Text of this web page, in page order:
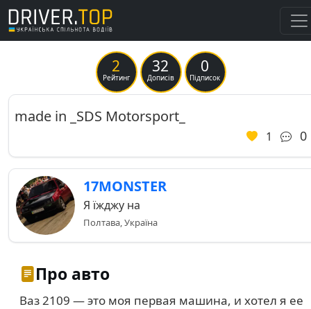
2
Рейтинг
32
Дописів
0
Підписок
made in _SDS Motorsport_
1 0
17MONSTER
Я їжджу на
Полтава, Україна
Про авто
Ваз 2109 — это моя первая машина, и хотел я ее